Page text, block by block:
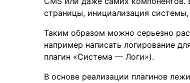
страницы, инициализация системы,
Таким образом можно серьезно
например написать логирование
плагин «Система — Логи»).
В основе реализации плагинов